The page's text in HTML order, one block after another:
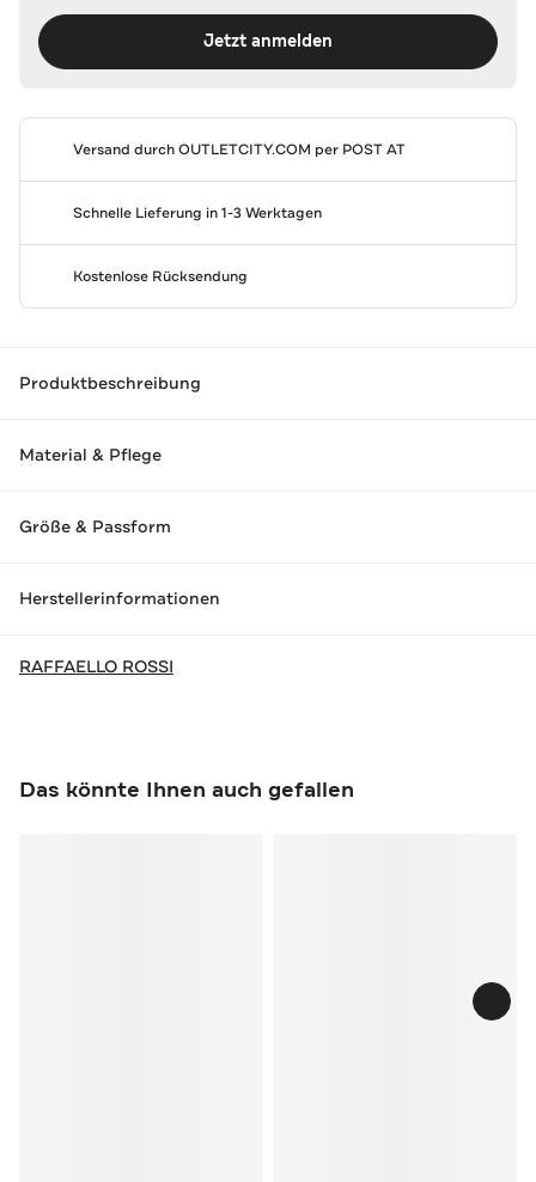
Jetzt anmelden
Versand durchOUTLETCITY.COM per POST AT
Schnelle Lieferung in 1-3 Werktagen
Kostenlose Rücksendung
Produktbeschreibung
Material & Pflege
Größe & Passform
Herstellerinformationen
RAFFAELLO ROSSI
Das könnte Ihnen auch gefallen